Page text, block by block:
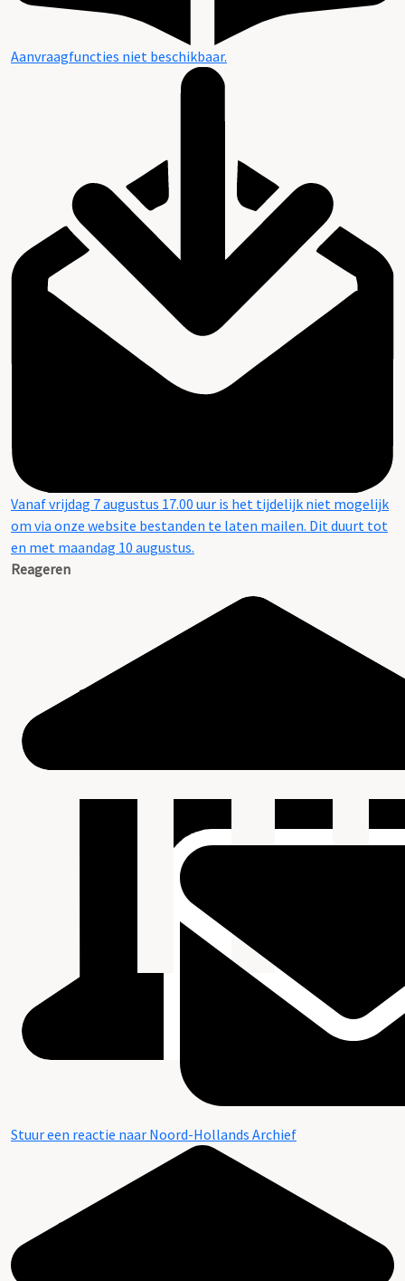
Aanvraagfuncties niet beschikbaar.
Vanaf vrijdag 7 augustus 17.00 uur is het tijdelijk niet mogelijk
om via onze website bestanden te laten mailen. Dit duurt tot
en met maandag 10 augustus.
Reageren
Stuur een reactie naar Noord-Hollands Archief